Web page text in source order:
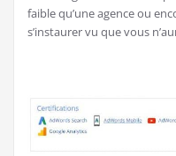
faible qu’une agence ou
s’instaurer vu que vous